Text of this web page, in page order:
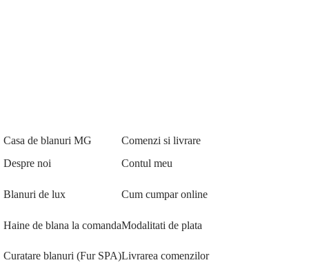
Casa de blanuri MG
Despre noi
Blanuri de lux
Haine de blana la comanda
Curatare blanuri (Fur SPA)
Comenzi si livrare
Contul meu
Cum cumpar online
Modalitati de plata
Livrarea comenzilor